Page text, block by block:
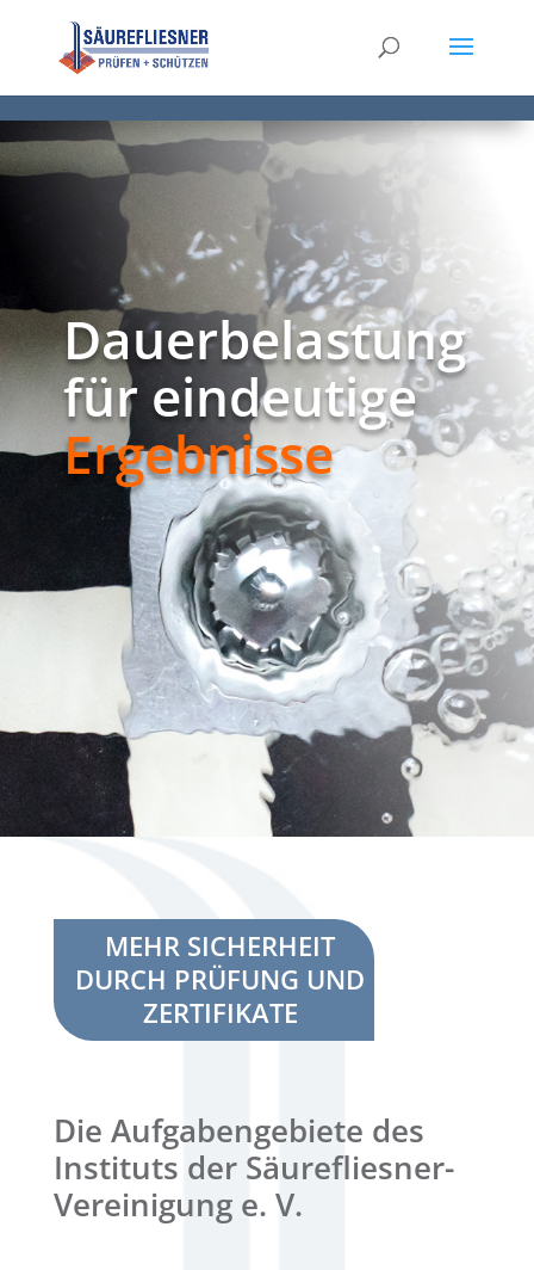
Dauerbelastung
für eindeutige
Ergebnisse
–
MEHR SICHERHEIT
DURCH PRÜFUNG UND
ZERTIFIKATE
Die Aufgabengebiete des
Instituts der Säurefliesner-
Vereinigung e. V.